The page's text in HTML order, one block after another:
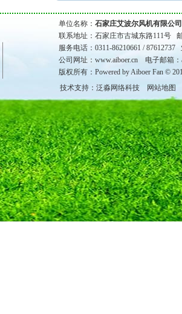
单位名称： 石家庄艾波尔风机有限公司
联系地址：石家庄市古城东路111号
服务电话：0311-86210661 / 87612737
公司网址： www.aiboer.cn 电子邮箱：
版权所有：Powered by Aiboer Fan ©
技术支持：泛淼网络科技
网站地图